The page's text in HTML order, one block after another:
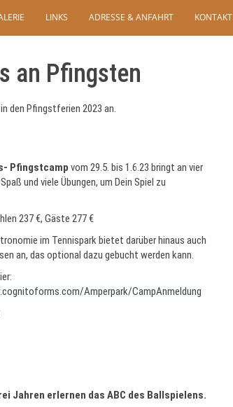
LINKS ADRESSE & ANFAHRT KONTAKT
an Pfingsten
den Pfingstferien 2023 an.
Pfingstcamp vom 29.5. bis 1.6.23 bringt an vier
und viele Übungen, um Dein Spiel zu
237 €, Gäste 277 €
im Tennispark bietet darüber hinaus auch
an, das optional dazu gebucht werden kann.
Amperpark/CampAnmeldung
Jahren erlernen das ABC des Ballspielens.